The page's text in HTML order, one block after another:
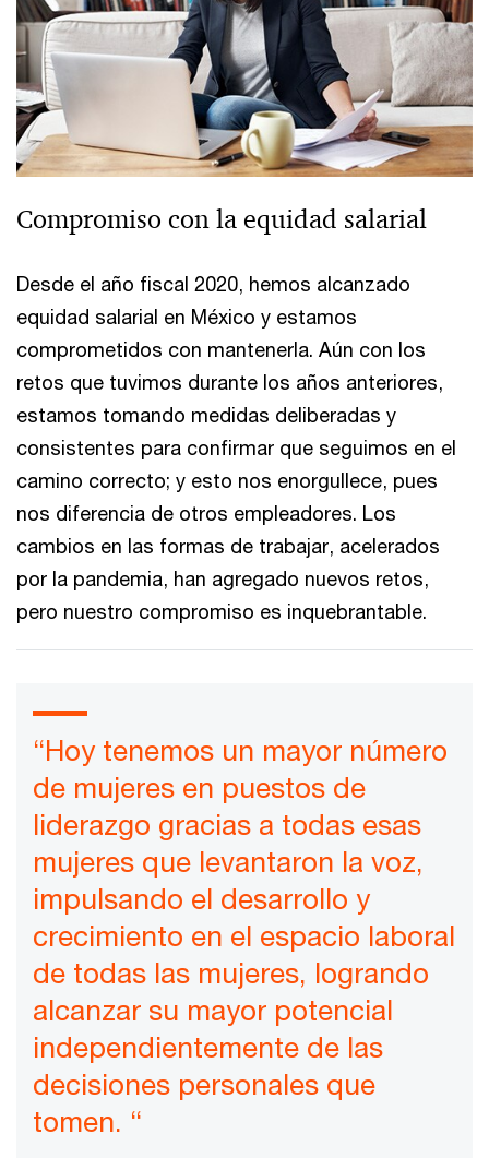
Compromiso con la equidad salarial
Desde el año fiscal 2020, hemos alcanzado
equidad salarial en México y estamos
comprometidos con mantenerla. Aún con los
retos que tuvimos durante los años anteriores,
estamos tomando medidas deliberadas y
consistentes para confirmar que seguimos en el
camino correcto; y esto nos enorgullece, pues
nos diferencia de otros empleadores. Los
cambios en las formas de trabajar, acelerados
por la pandemia, han agregado nuevos retos,
pero nuestro compromiso es inquebrantable.
“Hoy tenemos un mayor número
de mujeres en puestos de
liderazgo gracias a todas esas
mujeres que levantaron la voz,
impulsando el desarrollo y
crecimiento en el espacio laboral
de todas las mujeres, logrando
alcanzar su mayor potencial
independientemente de las
decisiones personales que
tomen. “